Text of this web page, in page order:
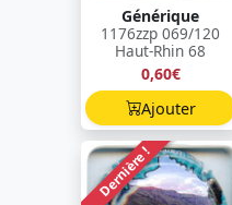
Générique
1176zzp 069/120
Haut-Rhin 68
0,60€
Ajouter
Dernière !